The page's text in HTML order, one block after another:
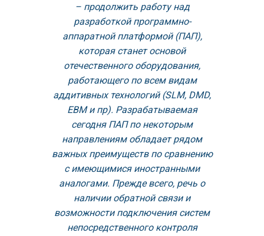
– продолжить работу над
разработкой программно-
аппаратной платформой (ПАП),
которая станет основой
отечественного оборудования,
работающего по всем видам
аддитивных технологий (SLM, DMD,
EBM и пр). Разрабатываемая
сегодня ПАП по некоторым
направлениям обладает рядом
важных преимуществ по сравнению
с имеющимися иностранными
аналогами. Прежде всего, речь о
наличии обратной связи и
возможности подключения систем
непосредственного контроля